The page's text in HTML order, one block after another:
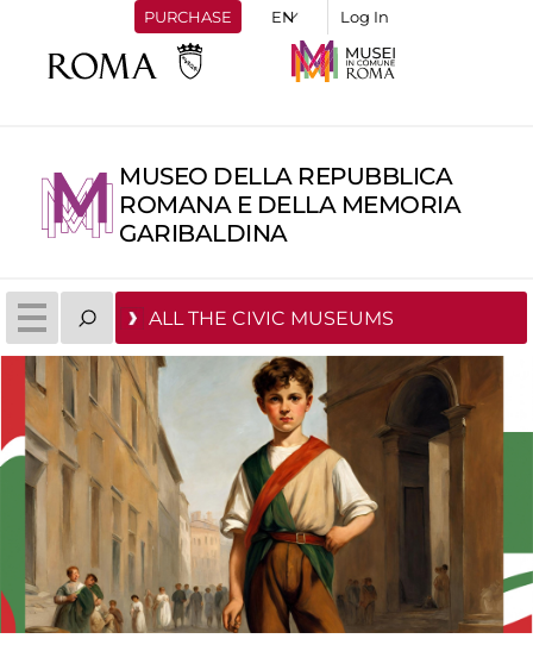
PURCHASE Log In
MUSEO DELLA REPUBBLICA
ROMANA E DELLA MEMORIA
GARIBALDINA
ALL THE CIVIC MUSEUMS